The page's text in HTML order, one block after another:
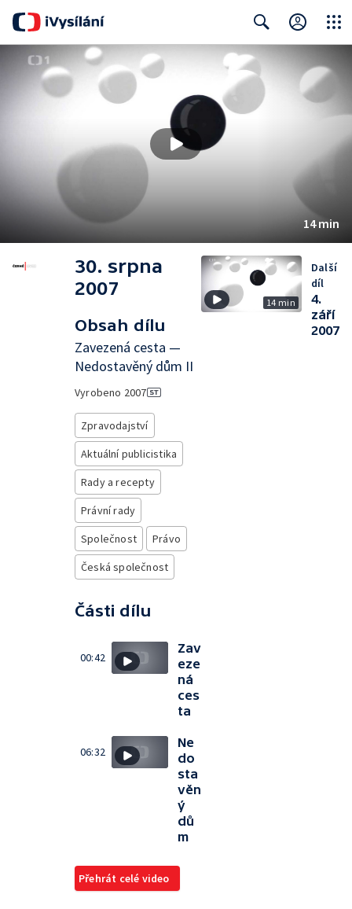
Search
14 min
30. srpna
2007
Obsah dílu
Zavezená cesta —
Nedostavěný dům II
Vyrobeno 2007
Zpravodajství
Aktuální publicistika
Rady a recepty
Právní rady
Společnost
Právo
Česká společnost
Části dílu
00:42
Zav
eze
ná
ces
ta
06:32
Ne
do
sta
věn
ý
dů
m
Přehrát celé video
14 min
Další
díl
4.
září
2007